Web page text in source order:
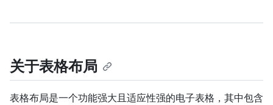
关于表格布局
表格布局是一个功能强大且适应性强的电子表格，其中包含